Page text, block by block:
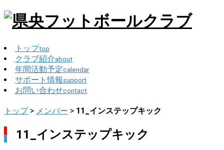
トップtop
クラブ紹介about
年間活動予定calendar
サポート情報 support
お問い合わせcontact
トップ> メンバー > 11_インステップキック
11_インステップキック